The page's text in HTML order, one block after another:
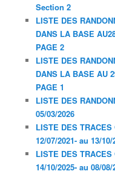
Section 2
LISTE DES
DANS LA BASE
PAGE 2
LISTE DES
DANS LA BASE AU
PAGE 1
LISTE DES
05/03/2026
LISTE DES
12/07/2021- au 13/10/
LISTE DES
14/10/2025- au 08/08/